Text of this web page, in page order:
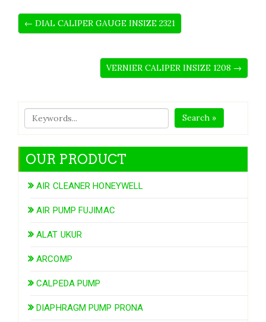
← DIAL CALIPER GAUGE INSIZE 2321
VERNIER CALIPER INSIZE 1208 →
Search »
OUR PRODUCT
AIR CLEANER HONEYWELL
AIR PUMP FUJIMAC
ALAT UKUR
ARCOMP
CALPEDA PUMP
DIAPHRAGM PUMP PRONA